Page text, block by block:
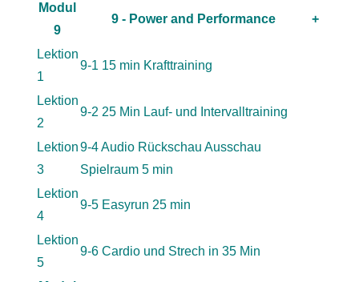
Modul
9
9 - Power and Performance +
Lektion
1
9-1 15 min Krafttraining
Lektion
2
9-2 25 Min Lauf- und Intervalltraining
Lektion
3
9-4 Audio Rückschau Ausschau
Spielraum 5 min
Lektion
4
9-5 Easyrun 25 min
Lektion
5
9-6 Cardio und Strech in 35 Min